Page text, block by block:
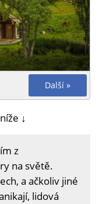
Další »
↓
z
na světě.
a ačkoliv jiné
lidová